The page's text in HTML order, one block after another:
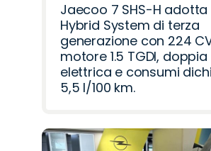
Jaecoo 7 SHS-H adotta
Hybrid System di terza
generazione con 224
motore 1.5 TGDI,
elettrica e consumi
5,5 l/100 km.